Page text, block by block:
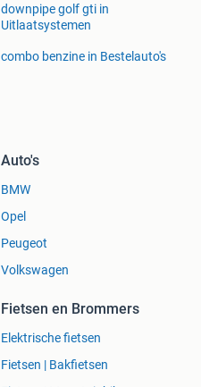
downpipe golf gti in
Uitlaatsystemen
combo benzine in Bestelauto's
Auto's
BMW
Opel
Peugeot
Volkswagen
Fietsen en Brommers
Elektrische fietsen
Fietsen | Bakfietsen